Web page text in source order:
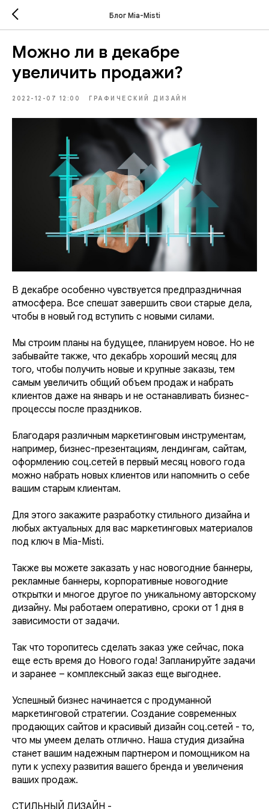
Блог Mia-Misti
Можно ли в декабре
увеличить продажи?
2022-12-07 12:00 ГРАФИЧЕСКИЙ ДИЗАЙН
В декабре особенно чувствуется предпраздничная
атмосфера. Все спешат завершить свои старые дела,
чтобы в новый год вступить с новыми силами.
Мы строим планы на будущее, планируем новое. Но не
забывайте также, что декабрь хороший месяц для
того, чтобы получить новые и крупные заказы, тем
самым увеличить общий объем продаж и набрать
клиентов даже на январь и не останавливать бизнес-
процессы после праздников.
Благодаря различным маркетинговым инструментам,
например, бизнес-презентациям, лендингам, сайтам,
оформлению соц.сетей в первый месяц нового года
можно набрать новых клиентов или напомнить о себе
вашим старым клиентам.
Для этого закажите разработку стильного дизайна и
любых актуальных для вас маркетинговых материалов
под ключ в Mia-Misti.
Также вы можете заказать у нас новогодние баннеры,
рекламные баннеры, корпоративные новогодние
открытки и многое другое по уникальному авторскому
дизайну. Мы работаем оперативно, сроки от 1 дня в
зависимости от задачи.
Так что торопитесь сделать заказ уже сейчас, пока
еще есть время до Нового года! Запланируйте задачи
и заранее – комплексный заказ еще выгоднее.
Успешный бизнес начинается с продуманной
маркетинговой стратегии. Создание современных
продающих сайтов и красивый дизайн соц.сетей - то,
что мы умеем делать отлично. Наша студия дизайна
станет вашим надежным партнером и помощником на
пути к успеху развития вашего бренда и увеличения
ваших продаж.